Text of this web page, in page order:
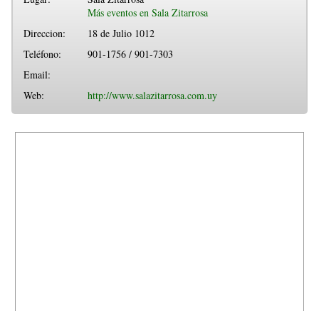
Más eventos en Sala Zitarrosa
Direccion:
18 de Julio 1012
Teléfono:
901-1756 / 901-7303
Email:
Web:
http://www.salazitarrosa.com.uy